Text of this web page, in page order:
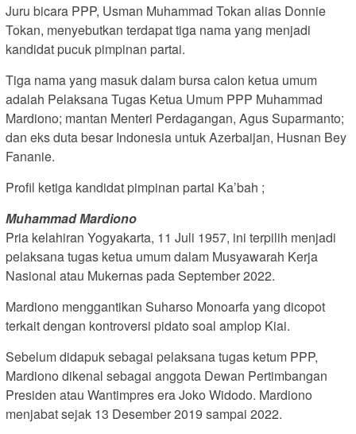
Juru bicara PPP, Usman Muhammad Tokan alias Donnie
Tokan, menyebutkan terdapat tiga nama yang menjadi
kandidat pucuk pimpinan partai.
Tiga nama yang masuk dalam bursa calon ketua umum
adalah Pelaksana Tugas Ketua Umum PPP Muhammad
Mardiono; mantan Menteri Perdagangan, Agus Suparmanto;
dan eks duta besar Indonesia untuk Azerbaijan, Husnan Bey
Fananie.
Profil ketiga kandidat pimpinan partai Ka’bah ;
Muhammad Mardiono
Pria kelahiran Yogyakarta, 11 Juli 1957, ini terpilih menjadi
pelaksana tugas ketua umum dalam Musyawarah Kerja
Nasional atau Mukernas pada September 2022.
Mardiono menggantikan Suharso Monoarfa yang dicopot
terkait dengan kontroversi pidato soal amplop Kiai.
Sebelum didapuk sebagai pelaksana tugas ketum PPP,
Mardiono dikenal sebagai anggota Dewan Pertimbangan
Presiden atau Wantimpres era Joko Widodo. Mardiono
menjabat sejak 13 Desember 2019 sampai 2022.